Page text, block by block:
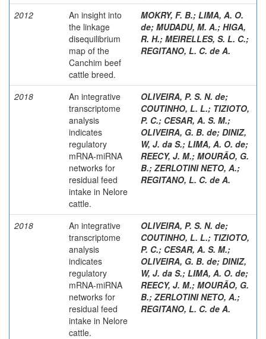
2012
An insight into
the linkage
disequilibrium
map of the
Canchim beef
cattle breed.
MOKRY, F. B.; LIMA, A. O.
de; MUDADU, M. A.; HIGA,
R. H.; MEIRELLES, S. L. C.;
REGITANO, L. C. de A.
2018
An integrative
transcriptome
analysis
indicates
regulatory
mRNA-miRNA
networks for
residual feed
intake in Nelore
cattle.
OLIVEIRA, P. S. N. de;
COUTINHO, L. L.; TIZIOTO,
P. C.; CESAR, A. S. M.;
OLIVEIRA, G. B. de; DINIZ,
W, J. da S.; LIMA, A. O. de;
REECY, J. M.; MOURÃO, G.
B.; ZERLOTINI NETO, A.;
REGITANO, L. C. de A.
2018
An integrative
transcriptome
analysis
indicates
regulatory
mRNA-miRNA
networks for
residual feed
intake in Nelore
cattle.
OLIVEIRA, P. S. N. de;
COUTINHO, L. L.; TIZIOTO,
P. C.; CESAR, A. S. M.;
OLIVEIRA, G. B. de; DINIZ,
W, J. da S.; LIMA, A. O. de;
REECY, J. M.; MOURÃO, G.
B.; ZERLOTINI NETO, A.;
REGITANO, L. C. de A.